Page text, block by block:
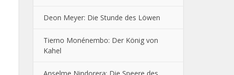
Deon Meyer: Die Stunde des Löwen
Tierno Monénembo: Der König von
Kahel